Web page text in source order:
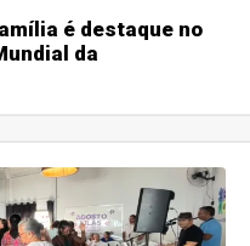
é destaque no
da